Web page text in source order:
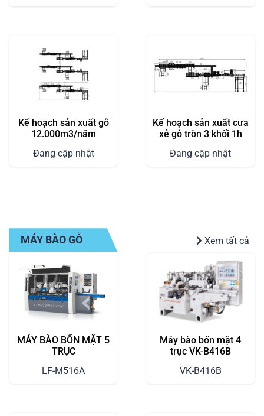
Kế hoạch sản xuất gỗ
12.000m3/năm
Đang cập nhật
Kế hoạch sản xuất cưa
xẻ gỗ tròn 3 khối 1h
Đang cập nhật
MÁY BÀO GỖ Xem tất cả
MÁY BÀO BỐN MẶT 5
TRỤC
LF-M516A
Máy bào bốn mặt 4
trục VK-B416B
VK-B416B